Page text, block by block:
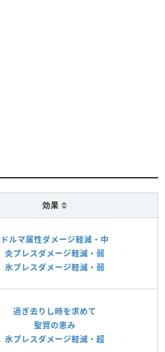
効果
ドルマ属性ダメージ軽減・中
炎ブレスダメージ軽減・弱
氷ブレスダメージ軽減・弱
過ぎ去りし時を求めて
聖賢の恵み
氷ブレスダメージ軽減・超